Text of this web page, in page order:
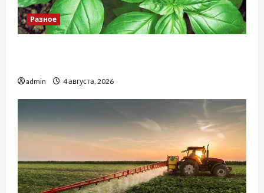
Разное
admin 4 августа, 2026